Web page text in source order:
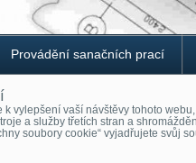
Provádění sanačních prací
vylepšení vaší návštěvy tohoto
a služby třetích stran a
soubory cookie“ vyjadřujete svůj